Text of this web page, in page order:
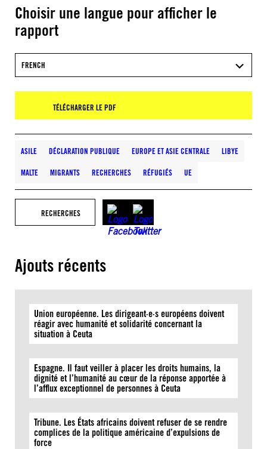
Choisir une langue pour afficher le
rapport
FRENCH
TÉLÉCHARGER LE PDF
ASILE DÉCLARATION PUBLIQUE EUROPE ET ASIE CENTRALE LIBYE
MALTE MIGRANTS RECHERCHES RÉFUGIÉS UE
RECHERCHES
Ajouts récents
Union européenne. Les dirigeant·e·s européens doivent
réagir avec humanité et solidarité concernant la
situation à Ceuta
Espagne. Il faut veiller à placer les droits humains, la
dignité et l’humanité au cœur de la réponse apportée à
l’afflux exceptionnel de personnes à Ceuta
Tribune. Les États africains doivent refuser de se rendre
complices de la politique américaine d’expulsions de
force